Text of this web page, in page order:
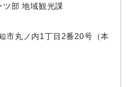
部 地域観光課
市丸ノ内1丁目2番20号（本